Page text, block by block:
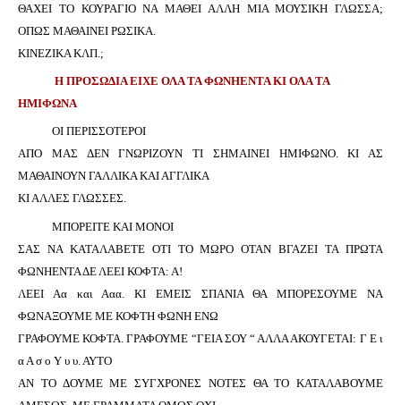
ΘΑΧΕΙ ΤΟ ΚΟΥΡΑΓΙΟ ΝΑ ΜΑΘΕΙ ΑΛΛΗ ΜΙΑ ΜΟΥΣΙΚΗ ΓΛΩΣΣΑ;
ΟΠΩΣ ΜΑΘΑΙΝΕΙ ΡΩΣΙΚΑ.
ΚΙΝΕΖΙΚΑ ΚΛΠ.;
Η ΠΡΟΣΩΔΙΑ ΕΙΧΕ ΟΛΑ ΤΑ ΦΩΝΗΕΝΤΑ ΚΙ ΟΛΑ ΤΑ
ΗΜΙΦΩΝΑ
ΟΙ ΠΕΡΙΣΣΟΤΕΡΟΙ
ΑΠΟ ΜΑΣ ΔΕΝ ΓΝΩΡΙΖΟΥΝ ΤΙ ΣΗΜΑΙΝΕΙ ΗΜΙΦΩΝΟ. ΚΙ ΑΣ
ΜΑΘΑΙΝΟΥΝ ΓΑΛΛΙΚΑ ΚΑΙ ΑΓΓΛΙΚΑ
ΚΙ ΑΛΛΕΣ ΓΛΩΣΣΕΣ.
ΜΠΟΡΕΙΤΕ ΚΑΙ ΜΟΝΟΙ
ΣΑΣ ΝΑ ΚΑΤΑΛΑΒΕΤΕ ΟΤΙ ΤΟ ΜΩΡΟ ΟΤΑΝ ΒΓΑΖΕΙ ΤΑ ΠΡΩΤΑ
ΦΩΝΗΕΝΤΑ ΔΕ ΛΕΕΙ ΚΟΦΤΑ: Α!
ΛΕΕΙ Αα και Ααα. ΚΙ ΕΜΕΙΣ ΣΠΑΝΙΑ ΘΑ ΜΠΟΡΕΣΟΥΜΕ ΝΑ
ΦΩΝΑΞΟΥΜΕ ΜΕ ΚΟΦΤΗ ΦΩΝΗ ΕΝΩ
ΓΡΑΦΟΥΜΕ ΚΟΦΤΑ. ΓΡΑΦΟΥΜΕ “ΓΕΙΑ ΣΟΥ “ ΑΛΛΑ ΑΚΟΥΓΕΤΑΙ: Γ Ε ι
α Α σ ο Υ υ υ. ΑΥΤΟ
ΑΝ ΤΟ ΔΟΥΜΕ ΜΕ ΣΥΓΧΡΟΝΕΣ ΝΟΤΕΣ ΘΑ ΤΟ ΚΑΤΑΛΑΒΟΥΜΕ